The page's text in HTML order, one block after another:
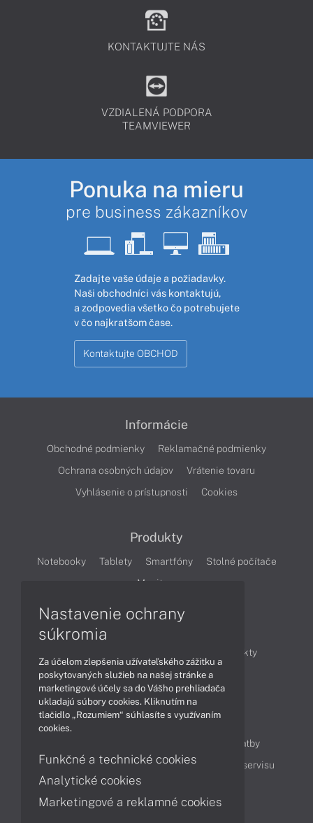
KONTAKTUJTE NÁS
VZDIALENÁ PODPORA
TEAMVIEWER
Ponuka na mieru
pre business zákazníkov
Zadajte vaše údaje a požiadavky.
Naši obchodníci vás kontaktujú,
a zodpovedia všetko čo potrebujete
v čo najkratšom čase.
Kontaktujte OBCHOD
Informácie
Obchodné podmienky
Reklamačné podmienky
Ochrana osobných údajov
Vrátenie tovaru
Vyhlásenie o prístupnosti
Cookies
Produkty
Notebooky Tablety Smartfóny
Stolné počítače
Monitory
Produkty
Technológie
Videá
Obsah
Možnosti doručenia a platby
Podpora a servis
Servisné služby Cenník servisu
Kontakty
Nastavenie ochrany
súkromia
Za účelom zlepšenia užívateľského zážitku a
poskytovaných služieb na našej stránke a
marketingové účely sa do Vášho prehliadača
ukladajú súbory cookies. Kliknutím na
tlačidlo „Rozumiem“ súhlasíte s využívaním
cookies.
Funkčné a technické cookies
Analytické cookies
Marketingové a reklamné cookies